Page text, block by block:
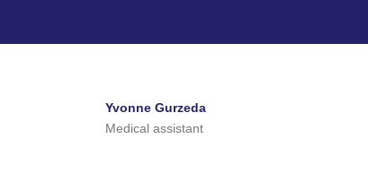
Yvonne Gurzeda
Medical assistant